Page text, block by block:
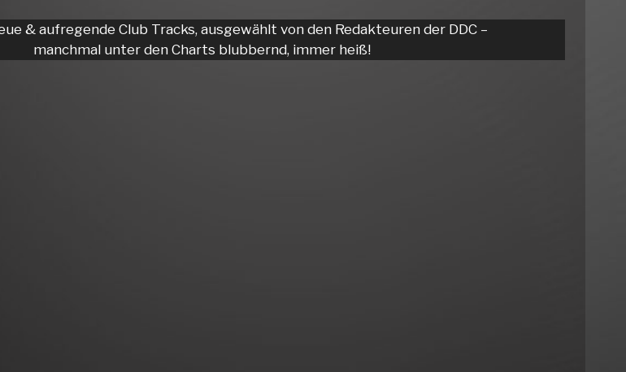
& aufregende Club Tracks, ausgewählt von den Redakteuren der DDC –
manchmal unter den Charts blubbernd, immer heiß!